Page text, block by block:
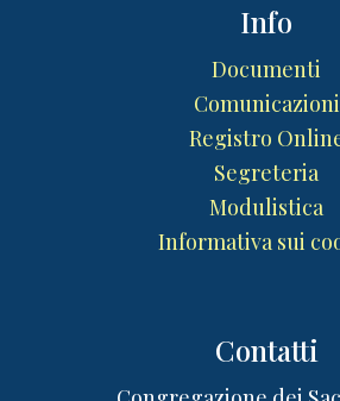
Info
Documenti
Comunicazioni
Registro
Segreteria
Modulistica
Informativa sui
Contatti